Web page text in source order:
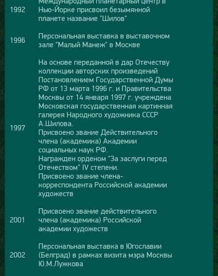
1992
Нью-Йорке присвоил безымянной
планете название "Шилов"
1996
Персональная выставка в выставочном
зале "Малый Манеж" в Москве
1997
На основе переданной в дар Отечеству
коллекции авторских произведений
Постановлением Государственной Думы
РФ от 13 марта 1996 г. и Правительства
Москвы от 14 января 1997 г. учреждена
Московская государственная картинная
галерея Народного художника СССР
А.Шилова.
Присвоено звание Действительного
члена (академика) Академии
социальных наук РФ.
Награжден орденом "За заслуги перед
Отечеством" IV степени.
Присвоено звание члена-
корреспондента Российской академии
художеств
2001
Присвоено звание действительного
члена (академика) Российской
академии художеств
2002
Персональная выставка в Югославии
(Белград) в рамках визита мэра Москвы
Ю.М.Лужкова